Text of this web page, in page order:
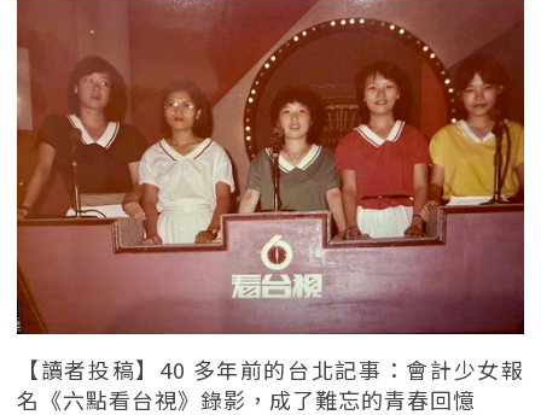
【讀者投稿】40 多年前的台北記事：會計少女報
名《六點看台視》錄影，成了難忘的青春回憶